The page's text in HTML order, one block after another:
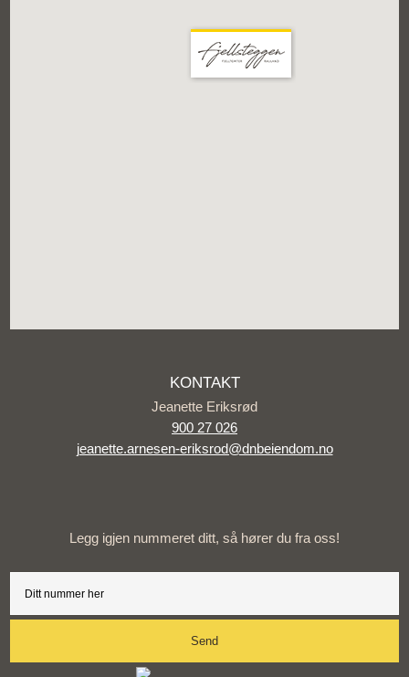
KONTAKT
Jeanette Eriksrød
900 27 026
jeanette.arnesen-eriksrod@dnbeiendom.no
Legg igjen nummeret ditt, så hører du fra oss!